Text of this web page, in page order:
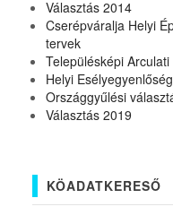
Választás 2014
Cserépváralja Helyi
tervek
Településképi
Helyi
Országgyűlési
Választás 2019
KÖADATKERESŐ